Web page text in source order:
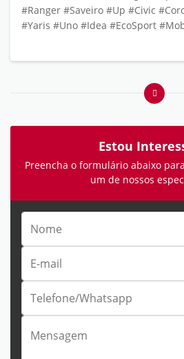
#Ranger #Saveiro #Up #Civic
#Yaris #Uno #Idea #EcoSport
Estou
Preencha o formulário abaixo
um de nossos